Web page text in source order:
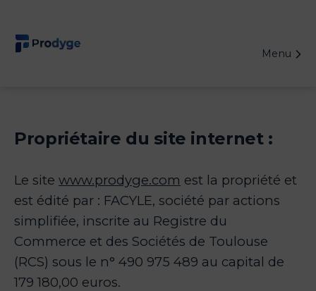
contenu
Menu
Propriétaire du site internet :
Le site www.prodyge.com est la propriété et
est édité par : FACYLE, société par actions
simplifiée, inscrite au Registre du
Commerce et des Sociétés de Toulouse
(RCS) sous le n° 490 975 489 au capital de
179 180,00 euros.